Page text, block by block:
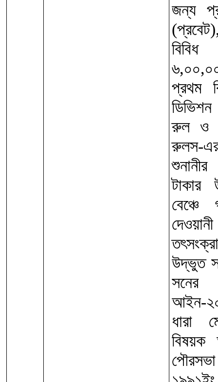
জন্য
প্রথম
রুল ও
রুলস-
টাকার
বেঞ্চে
উদ্ভুত
সনের
আইন-
ধারা